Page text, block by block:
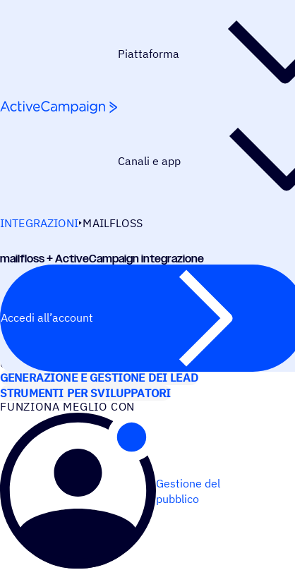
Piattaforma
Canali e app
INTEGRAZIONI MAILFLOSS
mail­floss + ActiveCampaign integrazione
Accedi all’account
CASI D’USO
GENERAZIONE E GESTIONE DEI LEAD
STRUMENTI PER SVILUPPATORI
FUNZIONA MEGLIO CON
Gestione del
pubblico